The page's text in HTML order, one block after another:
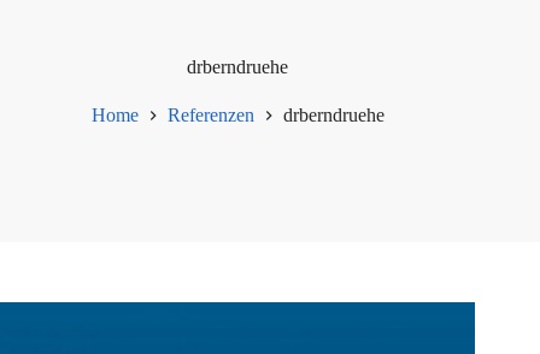
drberndruehe
Home Referenzen drberndruehe